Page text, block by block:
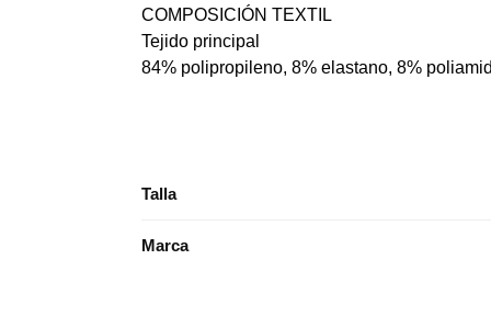
COMPOSICIÓN TEXTIL
Tejido principal
84% polipropileno, 8% elastano, 8%
Talla
Marca